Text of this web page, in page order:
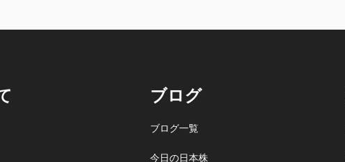
ブログ
ブログ一覧
今日の日本株